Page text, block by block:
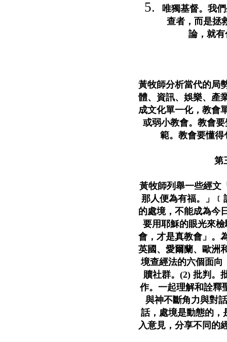
唯獨基督。我
查者，而是拯
論，就
黃牧師分析當代的局
體、資訊、娛樂、產
成文化單一化，教會
或弱小教會。教會
範。教會要懂
第
黃牧師列舉一些經文
那人便為有福。」﹝
的處境，不能成為今
要用耶穌的眼光來
會，才是真教會」。
英國、愛爾蘭、歐洲
境查經法的六個面向
贖社群。(2) 批判。
作。一起理解和詮釋
與神不斷角力與對
話，處境是動態的，
入意見，分享不同的